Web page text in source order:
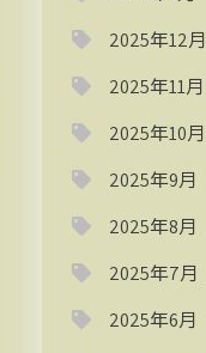
2025年12月
2025年11月
2025年10月
2025年9月
2025年8月
2025年7月
2025年6月